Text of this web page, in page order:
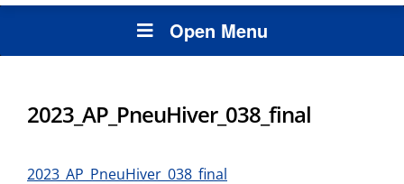
Open Menu
2023_AP_PneuHiver_038_final
2023_AP_PneuHiver_038_final